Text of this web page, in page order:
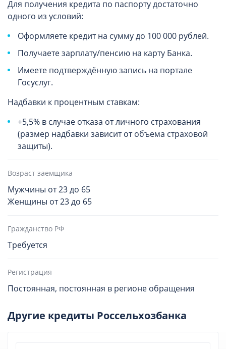
Для получения кредита по паспорту достаточно
одного из условий:
Оформляете кредит на сумму до 100 000 рублей.
Получаете зарплату/пенсию на карту Банка.
Имеете подтверждённую запись на портале
Госуслуг.
Надбавки к процентным ставкам:
+5,5% в случае отказа от личного страхования
(размер надбавки зависит от объема страховой
защиты).
Возраст заемщика
Мужчины от 23 до 65
Женщины от 23 до 65
Гражданство РФ
Требуется
Регистрация
Постоянная, постоянная в регионе обращения
Другие кредиты Россельхозбанка